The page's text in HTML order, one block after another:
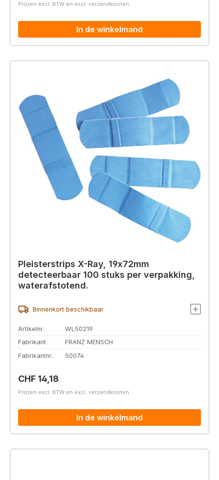
Prijzen excl. BTW en excl. verzendkosten
In de winkelmand
Pleisterstrips X-Ray, 19x72mm
detecteerbaar 100 stuks per verpakking,
waterafstotend.
Binnenkort beschikbaar
Artikelnr.
WL50219
Fabrikant
FRANZ MENSCH
Fabrikantnr.
50074
Normale prijs:
CHF 14,18
Prijzen excl. BTW en excl. verzendkosten
In de winkelmand